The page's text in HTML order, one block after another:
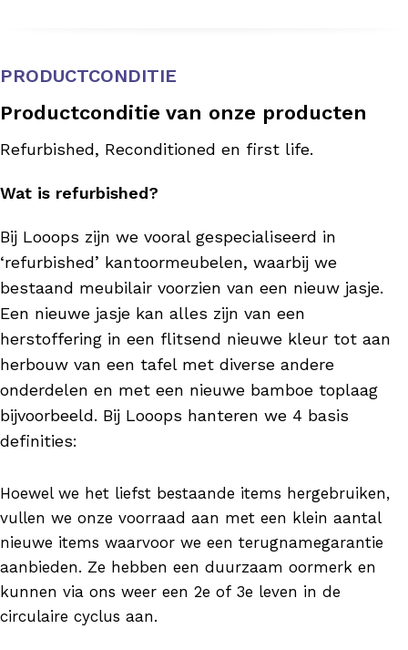
PRODUCTCONDITIE
Productconditie van onze producten
Refurbished, Reconditioned en first life.
Wat is refurbished?
Bij Looops zijn we vooral gespecialiseerd in
‘refurbished’ kantoormeubelen, waarbij we
bestaand meubilair voorzien van een nieuw jasje.
Een nieuwe jasje kan alles zijn van een
herstoffering in een flitsend nieuwe kleur tot aan
herbouw van een tafel met diverse andere
onderdelen en met een nieuwe bamboe toplaag
bijvoorbeeld. Bij Looops hanteren we 4 basis
definities:
Hoewel we het liefst bestaande items hergebruiken,
vullen we onze voorraad aan met een klein aantal
nieuwe items waarvoor we een terugnamegarantie
aanbieden. Ze hebben een duurzaam oormerk en
kunnen via ons weer een 2e of 3e leven in de
circulaire cyclus aan.